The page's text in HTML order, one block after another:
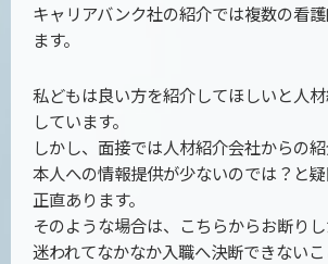
キャリアバンク社の紹介では複数の看
ます。
私どもは良い方を紹介してほしいと人
しています。
しかし、面接では人材紹介会社からの
本人への情報提供が少ないのでは？と
正直あります。
そのような場合は、こちらからお断り
迷われてなかなか入職へ決断できない